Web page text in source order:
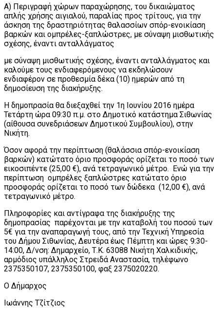
Α) Περιγραφή χώρων παραχώρησης, του δικαιώματος
απλής χρήσης αιγιαλού, παραλίας προς τρίτους, για την
άσκηση της δραστηριότητας θαλασσίων σπόρ-ενοικίαση
βαρκών και ομπρέλες-ξαπλώστρες, με σύναψη μισθωτικής
σχέσης, έναντι ανταλλάγματος
με σύναψη μισθωτικής σχέσης, έναντι ανταλλάγματος και
καλούμε τους ενδιαφερόμενους να εκδηλώσουν
ενδιαφέρον σε προθεσμία δέκα (10) ημερών από τη
δημοσίευση της διακήρυξης.
Η δημοπρασία θα διεξαχθεί την 1η Ιουνίου 2016 ημέρα
Τετάρτη ώρα 09:30 π.μ. στο Δημοτικό κατάστημα Σιθωνίας
(αίθουσα συνεδριάσεων Δημοτικού Συμβουλίου), στην
Νικήτη.
Όσον αφορά την περίπτωση (θαλάσσια σπόρ-ενοικίαση
βαρκών) κατώτατο όριο προσφοράς ορίζεται το ποσό των
εικοσιπέντε (25,00 €), ανά τετραγωνικό μέτρο. Ενώ για την
περίπτωση ομπρέλες ξαπλώστρες κατώτατο όριο
προσφοράς ορίζεται το ποσό των δώδεκα (12,00 €), ανά
τετραγωνικό μέτρο.
Πληροφορίες και αντίγραφα της διακήρυξης της
δημοπρασίας παρέχονται με την καταβολή του ποσού των
5€ για την αναπαραγωγή τους, από την Τεχνική Υπηρεσία
του Δήμου Σιθωνίας, Δευτέρα έως Πέμπτη και ώρες 9:30-
14:00, Δ/νση: Δημαρχείο, Τ.Κ. 63088 Νικήτη Χαλκιδικής,
αρμόδιος υπάλληλος Στρειδά Αναστασία, τηλέφωνο
2375350107, 2375350100, φαξ 2375020220.
Ο Δήμαρχος
Ιωάννης Τζίτζιος